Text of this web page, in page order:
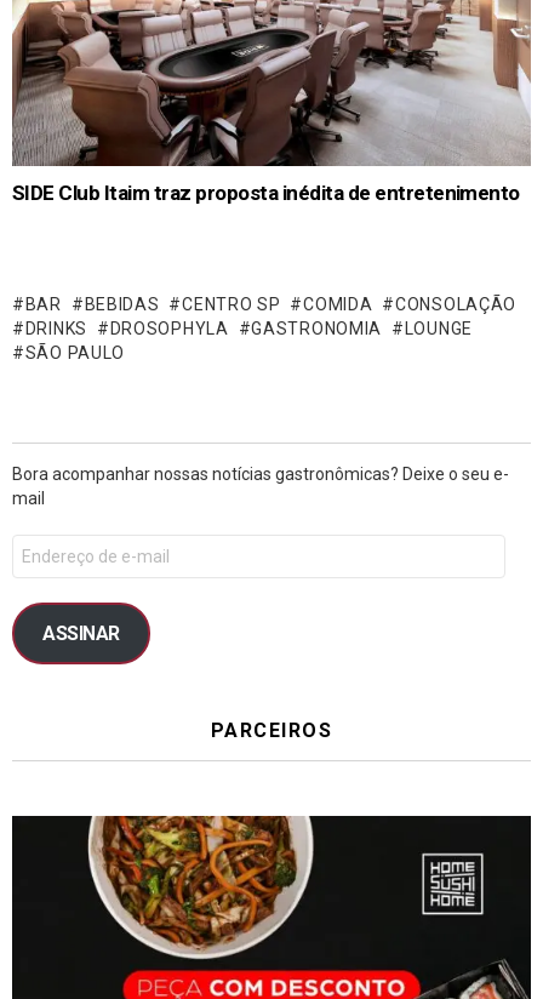
SIDE Club Itaim traz proposta inédita de entretenimento
BAR BEBIDAS CENTRO SP COMIDA
CONSOLAÇÃO
DRINKS
DROSOPHYLA GASTRONOMIA
LOUNGE
SÃO PAULO
Bora acompanhar nossas notícias gastronômicas? Deixe o seu e-
mail
ASSINAR
PARCEIROS